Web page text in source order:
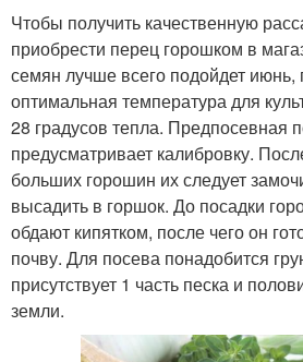
Чтобы получить качественную
приобрести перец горошком в
семян лучше всего подойдет июнь,
оптимальная температура для
28 градусов тепла. Предпосевная
предусматривает калибровку.
больших горошин их следует
высадить в горшок. До посадки
обдают кипятком, после чего он
почву. Для посева понадобится
присутствует 1 часть песка и
земли.